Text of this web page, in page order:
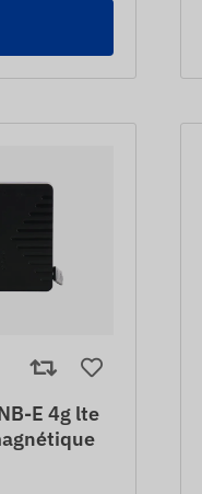
E 4g lte